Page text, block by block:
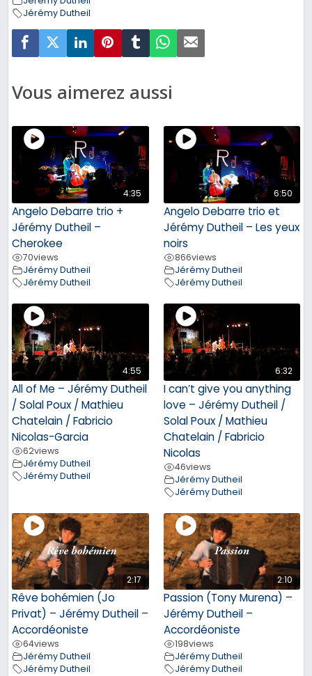
Jérémy Dutheil
Vous aimerez aussi
4:35
Angelo Debarre trio +
Jérémy Dutheil –
Cherokee
70views
Jérémy Dutheil
Jérémy Dutheil
6:50
Angelo Debarre trio et
Jérémy Dutheil – Les yeux
noirs
866views
Jérémy Dutheil
Jérémy Dutheil
4:55
All of Me – Jérémy Dutheil
/ Solal Poux / Mathieu
Chatelain / Fabricio
Nicolas-Garcia
62views
Jérémy Dutheil
Jérémy Dutheil
6:32
I can’t give you anything
love – Jérémy Dutheil /
Solal Poux / Mathieu
Chatelain / Fabricio
Nicolas
46views
Jérémy Dutheil
Jérémy Dutheil
2:17
Rêve bohémien (Jo
Privat) – Jérémy Dutheil –
Accordéoniste
64views
Jérémy Dutheil
Jérémy Dutheil
2:10
Passion (Tony Murena) –
Jérémy Dutheil –
Accordéoniste
198views
Jérémy Dutheil
Jérémy Dutheil